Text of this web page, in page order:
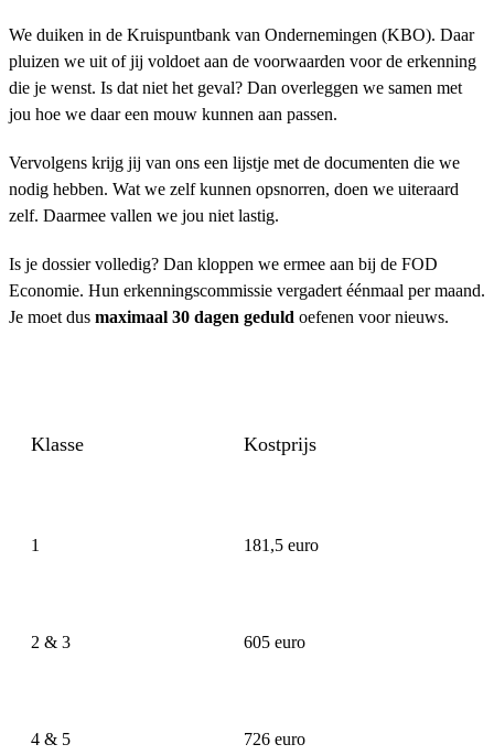
We duiken in de Kruispuntbank van Ondernemingen (KBO). Daar
pluizen we uit of jij voldoet aan de voorwaarden voor de erkenning
die je wenst. Is dat niet het geval? Dan overleggen we samen met
jou hoe we daar een mouw kunnen aan passen.
Vervolgens krijg jij van ons een lijstje met de documenten die we
nodig hebben. Wat we zelf kunnen opsnorren, doen we uiteraard
zelf. Daarmee vallen we jou niet lastig.
Is je dossier volledig? Dan kloppen we ermee aan bij de FOD
Economie. Hun erkenningscommissie vergadert éénmaal per maand.
Je moet dus maximaal 30 dagen geduld oefenen voor nieuws.
Klasse Kostprijs
1 181,5 euro
2 & 3 605 euro
4 & 5 726 euro